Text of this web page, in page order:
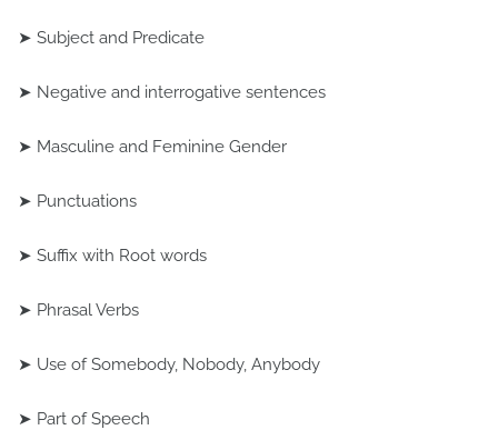
➤ Subject and Predicate
➤ Negative and interrogative sentences
➤ Masculine and Feminine Gender
➤ Punctuations
➤ Suffix with Root words
➤ Phrasal Verbs
➤ Use of Somebody, Nobody, Anybody
➤ Part of Speech